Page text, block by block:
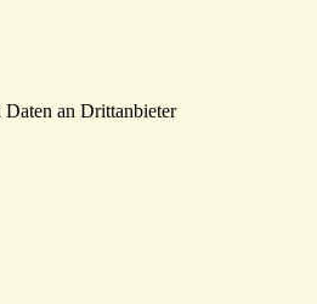
an Drittanbieter